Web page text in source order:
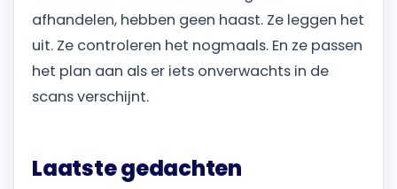
afhandelen, hebben geen haast. Ze leggen het
uit. Ze controleren het nogmaals. En ze passen
het plan aan als er iets onverwachts in de
scans verschijnt.
Laatste gedachten